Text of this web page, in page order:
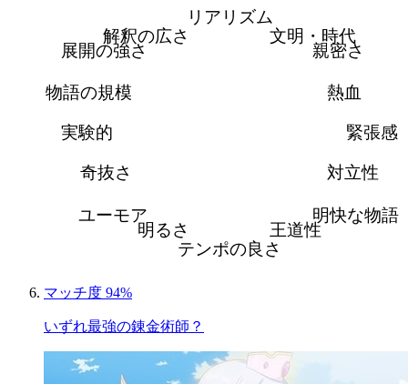
リアリズム
文明・時代
親密さ
熱血
緊張感
対立性
明快な物語
王道性
テンポの良さ
明るさ
ユーモア
奇抜さ
実験的
物語の規模
展開の強さ
解釈の広さ
マッチ度 94%
いずれ最強の錬金術師？